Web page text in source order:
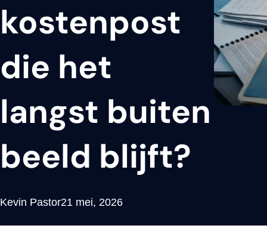
kostenpost
die het
langst buiten
beeld blijft?
Kevin Pastor21 mei, 2026